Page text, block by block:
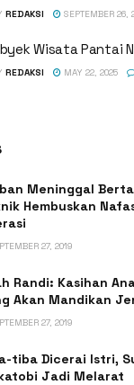
REDAKSI SEPTEMBER 26,
Wisata Pantai
REDAKSI MAY 22, 2025
Meninggal
Hembuskan
27, 2019
Randi: Kasihan
Akan Mandikan
27, 2019
tiba Dicerai Istri,
Jadi Melarat